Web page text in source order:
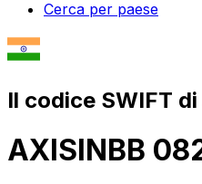
Cerca per paese
Il codice SWIFT
AXISINBB